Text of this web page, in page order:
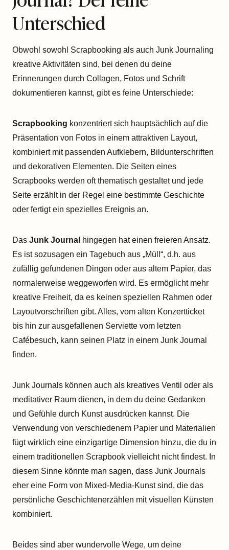
Unterschied
Obwohl sowohl Scrapbooking als auch Junk Journaling
kreative Aktivitäten sind, bei denen du deine
Erinnerungen durch Collagen, Fotos und Schrift
dokumentieren kannst, gibt es feine Unterschiede:
Scrapbooking konzentriert sich hauptsächlich auf die
Präsentation von Fotos in einem attraktiven Layout,
kombiniert mit passenden Aufklebern, Bildunterschriften
und dekorativen Elementen. Die Seiten eines
Scrapbooks werden oft thematisch gestaltet und jede
Seite erzählt in der Regel eine bestimmte Geschichte
oder fertigt ein spezielles Ereignis an.
Das Junk Journal hingegen hat einen freieren Ansatz.
Es ist sozusagen ein Tagebuch aus „Müll“, d.h. aus
zufällig gefundenen Dingen oder aus altem Papier, das
normalerweise weggeworfen wird. Es ermöglicht mehr
kreative Freiheit, da es keinen speziellen Rahmen oder
Layoutvorschriften gibt. Alles, vom alten Konzertticket
bis hin zur ausgefallenen Serviette vom letzten
Cafébesuch, kann seinen Platz in einem Junk Journal
finden.
Junk Journals können auch als kreatives Ventil oder als
meditativer Raum dienen, in dem du deine Gedanken
und Gefühle durch Kunst ausdrücken kannst. Die
Verwendung von verschiedenem Papier und Materialien
fügt wirklich eine einzigartige Dimension hinzu, die du in
einem traditionellen Scrapbook vielleicht nicht findest. In
diesem Sinne könnte man sagen, dass Junk Journals
eher eine Form von Mixed-Media-Kunst sind, die das
persönliche Geschichtenerzählen mit visuellen Künsten
kombiniert.
Beides sind aber wundervolle Wege, um deine